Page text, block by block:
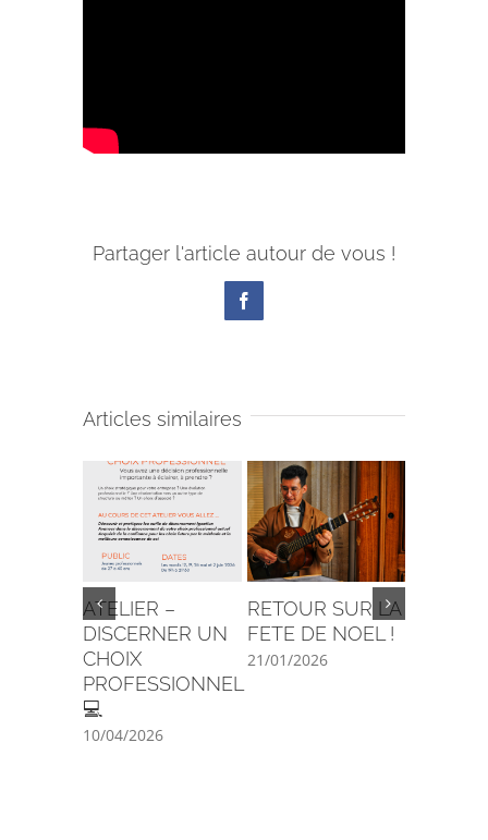
Partager l'article autour de vous !
Facebook
Articles similaires
ATELIER –
DISCERNER UN
CHOIX
PROFESSIONNEL
💻
10/04/2026
RETOUR SUR LA
FETE DE NOEL !
21/01/2026